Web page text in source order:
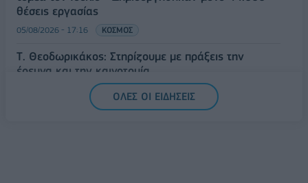
θέσεις εργασίας
05/08/2026 - 17:16 ΚΟΣΜΟΣ
Τ. Θεοδωρικάκος: Στηρίζουμε με πράξεις την
έρευνα και την καινοτομία
ΟΛΕΣ ΟΙ ΕΙΔΗΣΕΙΣ